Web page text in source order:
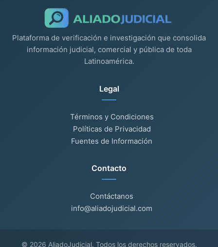
Plataforma de verificación e investigación que consolida
información judicial, comercial y pública de toda
Latinoamérica.
Legal
Términos y Condiciones
Políticas de Privacidad
Fuentes de Información
Contacto
Contáctanos
info@aliadojudicial.com
© 2026 AliadoJudicial. Todos los derechos reservados.